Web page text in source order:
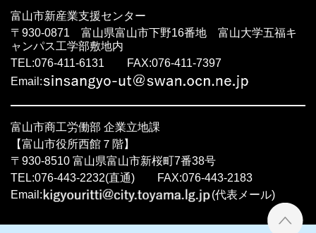
富山市新産業支援センター
〒930-0871 富山県富山市下野16番地 富山大学五福キ
ャンパス工学部敷地内
TEL:076-411-6131 FAX:076-411-7397
Email:
富山市商工労働部 企業立地課
【富山市役所西館７階】
〒930-8510 富山県富山市新桜町7番38号
TEL:076-443-2232(直通) FAX:076-443-2183
Email:
(代表メール)